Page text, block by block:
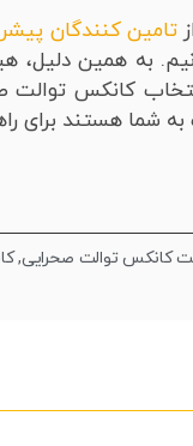
تامین کنندگان
به همین دلیل،
کانکس توالت
شما هستند برای
کانکس توالت صحرایی,